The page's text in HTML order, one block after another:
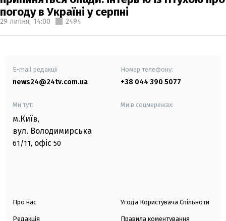
погоду в Україні у серпні
29 липня, 14:00 2494
E-mail редакції
news24@24tv.com.ua
Номер телефону:
+38 044 390 5077
Ми тут:
м.Київ,
вул. Володимирська
61/11, офіс 50
Ми в соцмережах:
Про нас
Редакція
Угода Користувача Спільноти
Правила коментування